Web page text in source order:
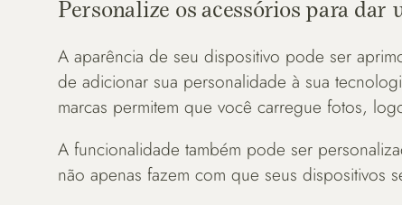
Personalize os acessórios para dar
A aparência de seu dispositivo pode ser
de adicionar sua personalidade à sua
marcas permitem que você carregue fotos,
A funcionalidade também pode ser
não apenas fazem com que seus dispositivos